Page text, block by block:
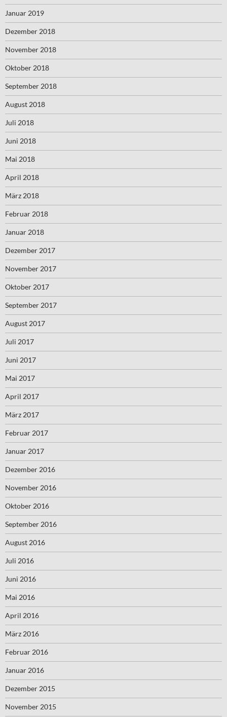
Januar 2019
Dezember 2018
November 2018
Oktober 2018
September 2018
August 2018
Juli 2018
Juni 2018
Mai 2018
April 2018
März 2018
Februar 2018
Januar 2018
Dezember 2017
November 2017
Oktober 2017
September 2017
August 2017
Juli 2017
Juni 2017
Mai 2017
April 2017
März 2017
Februar 2017
Januar 2017
Dezember 2016
November 2016
Oktober 2016
September 2016
August 2016
Juli 2016
Juni 2016
Mai 2016
April 2016
März 2016
Februar 2016
Januar 2016
Dezember 2015
November 2015